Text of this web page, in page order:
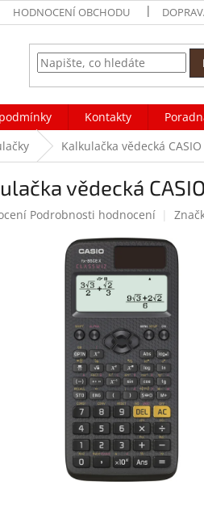
HODNOCENÍ OBCHODU
Kontakty
Kalkulačka vědecká CASIO
vědecká
Podrobnosti hodnocení